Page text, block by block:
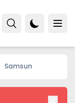
Samsun